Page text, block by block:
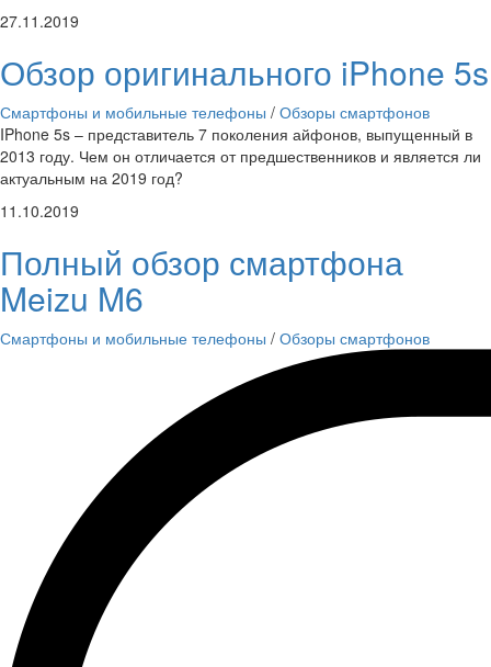
27.11.2019
Обзор оригинального iPhone 5s
Смартфоны и мобильные телефоны / Обзоры смартфонов
IPhone 5s – представитель 7 поколения айфонов, выпущенный в
2013 году. Чем он отличается от предшественников и является ли
актуальным на 2019 год?
11.10.2019
Полный обзор смартфона
Meizu M6
Смартфоны и мобильные телефоны / Обзоры смартфонов